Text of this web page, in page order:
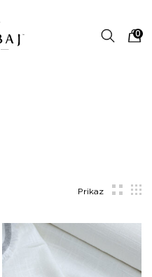
0
Prikaz